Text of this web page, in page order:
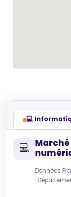
💻
💻
Données
·